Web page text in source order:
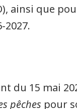
ainsi que
2027.
du 15 mai
pêches pour